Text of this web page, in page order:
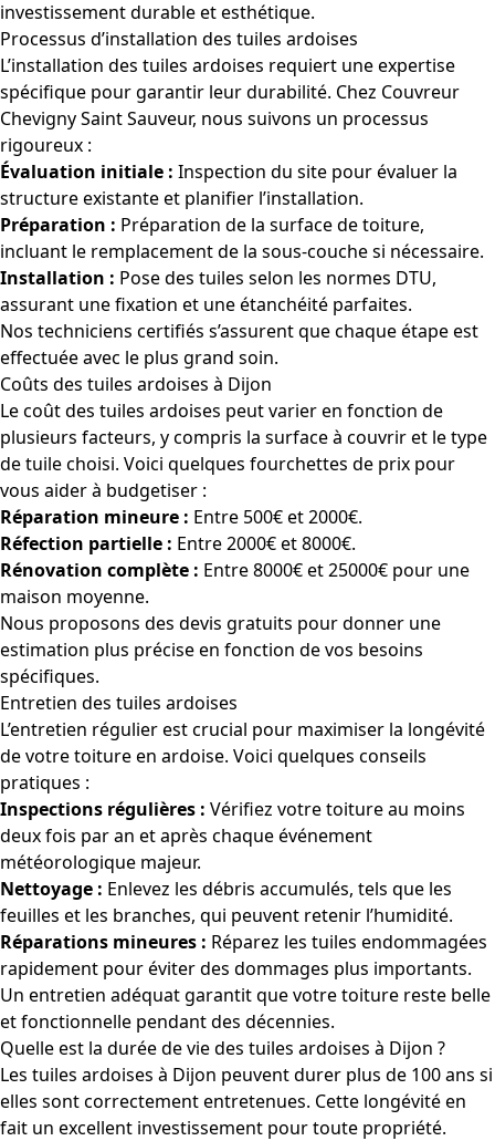
investissement durable et esthétique.
Processus d’installation des tuiles ardoises
L’installation des tuiles ardoises requiert une expertise
spécifique pour garantir leur durabilité. Chez Couvreur
Chevigny Saint Sauveur, nous suivons un processus
rigoureux :
Évaluation initiale : Inspection du site pour évaluer la
structure existante et planifier l’installation.
Préparation : Préparation de la surface de toiture,
incluant le remplacement de la sous-couche si nécessaire.
Installation : Pose des tuiles selon les normes DTU,
assurant une fixation et une étanchéité parfaites.
Nos techniciens certifiés s’assurent que chaque étape est
effectuée avec le plus grand soin.
Coûts des tuiles ardoises à Dijon
Le coût des tuiles ardoises peut varier en fonction de
plusieurs facteurs, y compris la surface à couvrir et le type
de tuile choisi. Voici quelques fourchettes de prix pour
vous aider à budgetiser :
Réparation mineure : Entre 500€ et 2000€.
Réfection partielle : Entre 2000€ et 8000€.
Rénovation complète : Entre 8000€ et 25000€ pour une
maison moyenne.
Nous proposons des devis gratuits pour donner une
estimation plus précise en fonction de vos besoins
spécifiques.
Entretien des tuiles ardoises
L’entretien régulier est crucial pour maximiser la longévité
de votre toiture en ardoise. Voici quelques conseils
pratiques :
Inspections régulières : Vérifiez votre toiture au moins
deux fois par an et après chaque événement
météorologique majeur.
Nettoyage : Enlevez les débris accumulés, tels que les
feuilles et les branches, qui peuvent retenir l’humidité.
Réparations mineures : Réparez les tuiles endommagées
rapidement pour éviter des dommages plus importants.
Un entretien adéquat garantit que votre toiture reste belle
et fonctionnelle pendant des décennies.
Quelle est la durée de vie des tuiles ardoises à Dijon ?
Les tuiles ardoises à Dijon peuvent durer plus de 100 ans si
elles sont correctement entretenues. Cette longévité en
fait un excellent investissement pour toute propriété.